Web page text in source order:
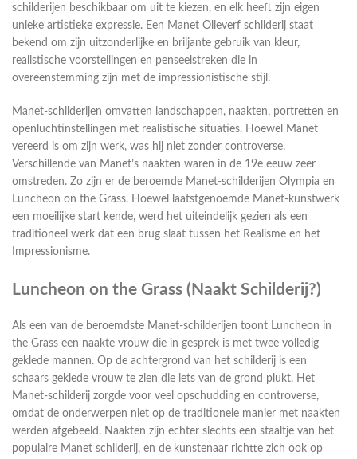
schilderijen beschikbaar om uit te kiezen, en elk heeft zijn eigen
unieke artistieke expressie. Een Manet Olieverf schilderij staat
bekend om zijn uitzonderlijke en briljante gebruik van kleur,
realistische voorstellingen en penseelstreken die in
overeenstemming zijn met de impressionistische stijl.
Manet-schilderijen omvatten landschappen, naakten, portretten en
openluchtinstellingen met realistische situaties. Hoewel Manet
vereerd is om zijn werk, was hij niet zonder controverse.
Verschillende van Manet’s naakten waren in de 19e eeuw zeer
omstreden. Zo zijn er de beroemde Manet-schilderijen Olympia en
Luncheon on the Grass. Hoewel laatstgenoemde Manet-kunstwerk
een moeilijke start kende, werd het uiteindelijk gezien als een
traditioneel werk dat een brug slaat tussen het Realisme en het
Impressionisme.
Luncheon on the Grass (Naakt Schilderij?)
Als een van de beroemdste Manet-schilderijen toont Luncheon in
the Grass een naakte vrouw die in gesprek is met twee volledig
geklede mannen. Op de achtergrond van het schilderij is een
schaars geklede vrouw te zien die iets van de grond plukt. Het
Manet-schilderij zorgde voor veel opschudding en controverse,
omdat de onderwerpen niet op de traditionele manier met naakten
werden afgebeeld. Naakten zijn echter slechts een staaltje van het
populaire Manet schilderij, en de kunstenaar richtte zich ook op